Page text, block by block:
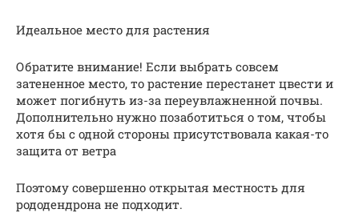
Идеальное место для растения
Обратите внимание! Если выбрать совсем
затененное место, то растение перестанет цвести и
может погибнуть из-за переувлажненной почвы.
Дополнительно нужно позаботиться о том, чтобы
хотя бы с одной стороны присутствовала какая-то
защита от ветра
Поэтому совершенно открытая местность для
рододендрона не подходит.